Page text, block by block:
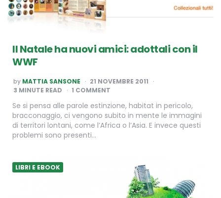
Il Natale ha nuovi amici: adottali con il
WWF
POSTED
BY
by MATTIA SANSONE
21 NOVEMBRE 2011
3 MINUTE READ 1 COMMENT
Se si pensa alle parole estinzione, habitat in pericolo,
bracconaggio, ci vengono subito in mente le immagini
di territori lontani, come l’Africa o l’Asia. E invece questi
problemi sono presenti…
LIBRI E EBOOK